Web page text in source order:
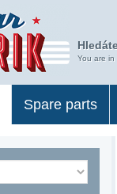
You are in
Spare parts